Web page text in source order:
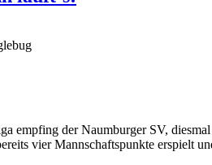
empfing der Naumburger SV,
vier Mannschaftspunkte erspielt